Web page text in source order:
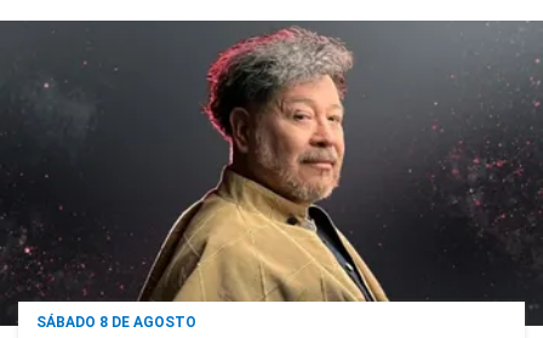
SÁBADO 8 DE AGOSTO